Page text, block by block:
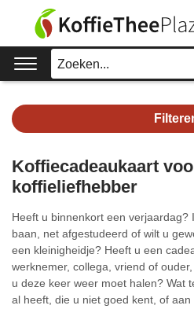
Zoeken...
Koffiecadeaukaart
koffieliefhebber
Heeft u binnenkort een verjaardag?
baan, net afgestudeerd of wilt u
een kleinigheidje? Heeft u een
werknemer, collega, vriend of
u deze keer weer moet halen? Wat
al heeft, die u niet goed kent, of